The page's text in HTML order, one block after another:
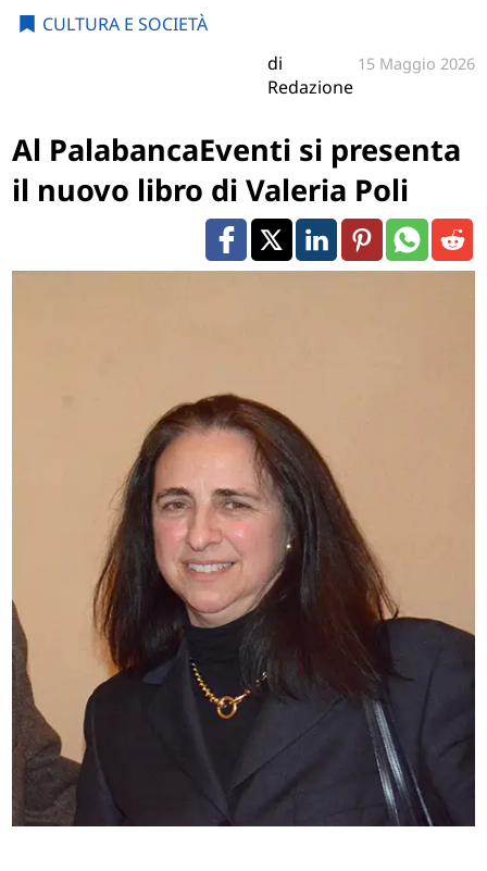
CULTURA E SOCIETÀ
di
Redazione
15 Maggio 2026
Al PalabancaEventi si presenta
il nuovo libro di Valeria Poli